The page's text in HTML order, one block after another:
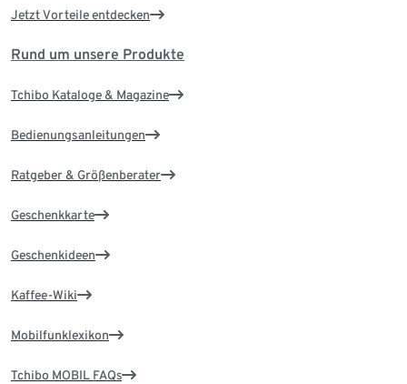
Jetzt Vorteile entdecken
Rund um unsere Produkte
Tchibo Kataloge & Magazine
Bedienungsanleitungen
Ratgeber & Größenberater
Geschenkkarte
Geschenkideen
Kaffee-Wiki
Mobilfunklexikon
Tchibo MOBIL FAQs